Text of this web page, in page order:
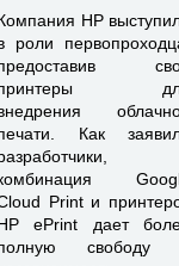
НР
роли
Как
Print и
ePrint дает
свободу